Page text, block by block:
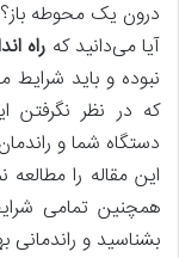
درون یک محوطه
آیا می‌دانید که راه
نبوده و باید شرایط
که در نظر نگرفتن
دستگاه شما و
این مقاله را
همچنین تمامی
بشناسید و